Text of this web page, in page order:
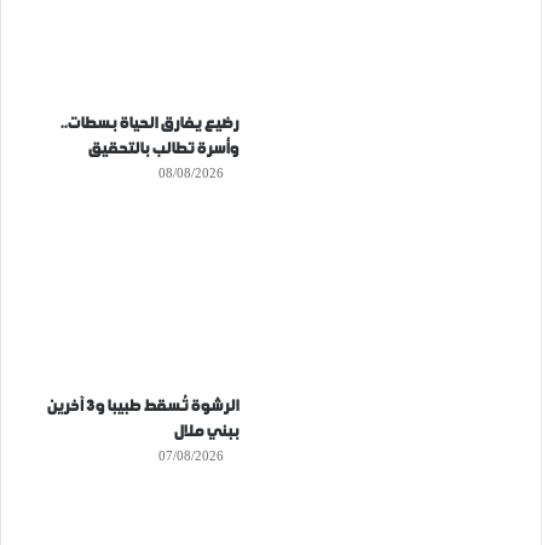
رضيع يفارق الحياة بسطات..
وأسرة تطالب بالتحقيق
08/08/2026
الرشوة تُسقط طبيبا و3 آخرين
ببني ملال
07/08/2026